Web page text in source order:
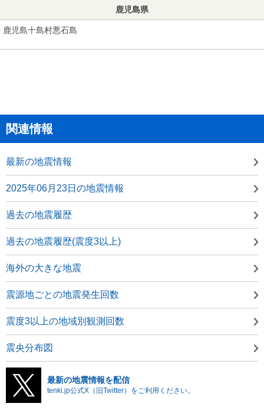
鹿児島県
鹿児島十島村悪石島
関連情報
最新の地震情報
2025年06月23日の地震情報
過去の地震履歴
過去の地震履歴(震度3以上)
海外の大きな地震
震源地ごとの地震発生回数
震度3以上の地域別観測回数
震央分布図
最新の地震情報を配信
tenki.jp公式X（旧Twitter）をご利用ください。